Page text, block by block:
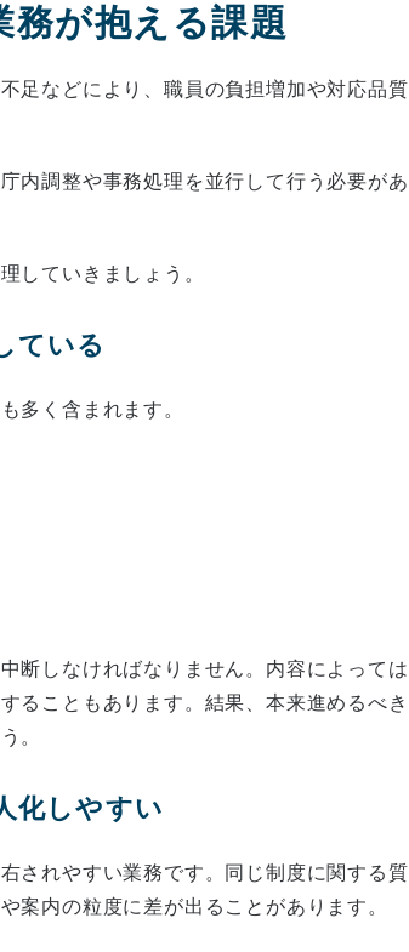
務が抱える課題
足などにより、職員の負担増加や対応品質
内調整や事務処理を並行して行う必要があ
していきましょう。
ている
多く含まれます。
断しなければなりません。内容によっては
ることもあります。結果、本来進めるべき
。
化しやすい
されやすい業務です。同じ制度に関する質
案内の粒度に差が出ることがあります。